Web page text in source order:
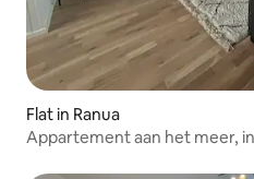
Flat in Ranua
Appartement aan het meer,